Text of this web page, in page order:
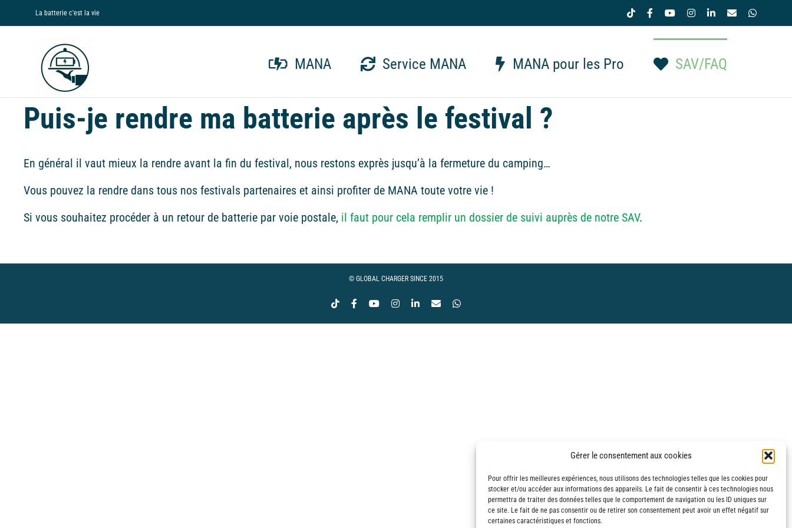
Gérer le consentement aux cookies
Pour offrir les meilleures expériences, nous utilisons des technologies telles que les cookies pour
stocker et/ou accéder aux informations des appareils. Le fait de consentir à ces technologies nous
permettra de traiter des données telles que le comportement de navigation ou les ID uniques sur
ce site. Le fait de ne pas consentir ou de retirer son consentement peut avoir un effet négatif sur
certaines caractéristiques et fonctions.
au
La batterie c'est la vie Tiktok FacebookYouTubeInstagramLinkedIn
Email
MANA Service MANA MANA pour les Pro SAV/FAQ
Puis-je rendre ma batterie après le festival ?
En général il vaut mieux la rendre avant la fin du festival, nous restons exprès jusqu’à la fermeture du camping…
Vous pouvez la rendre dans tous nos festivals partenaires et ainsi profiter de MANA toute votre vie !
Si vous souhaitez procéder à un retour de batterie par voie postale, il faut pour cela remplir un dossier de suivi auprès de notre SAV.
© GLOBAL CHARGER SINCE 2015
Tiktok FacebookYouTubeInstagramLinkedIn
EmailWhatsApp